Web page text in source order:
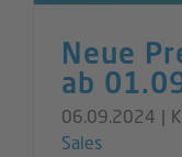
Neue
ab
06.09.2024 |
Sales